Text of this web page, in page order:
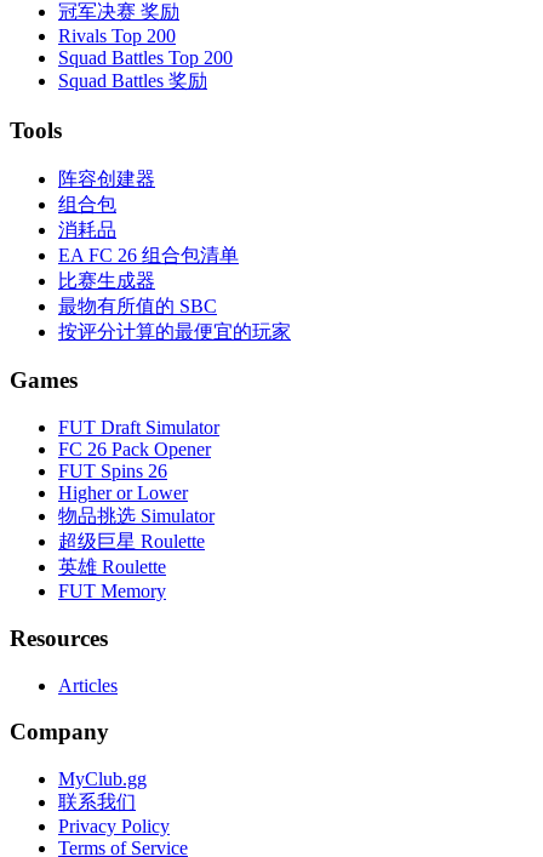
冠军决赛 奖励
Rivals Top 200
Squad Battles Top 200
Squad Battles 奖励
Tools
阵容创建器
组合包
消耗品
EA FC 26 组合包清单
比赛生成器
最物有所值的 SBC
按评分计算的最便宜的玩家
Games
FUT Draft Simulator
FC 26 Pack Opener
FUT Spins 26
Higher or Lower
物品挑选 Simulator
超级巨星 Roulette
英雄 Roulette
FUT Memory
Resources
Articles
Company
MyClub.gg
联系我们
Privacy Policy
Terms of Service